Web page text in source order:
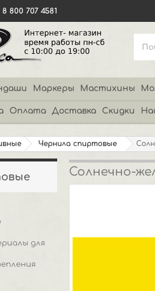
800 707 4581
Маркеры Мастихины
Оплата Доставка Скидки
Чернила спиртовые
для
Солнечно-